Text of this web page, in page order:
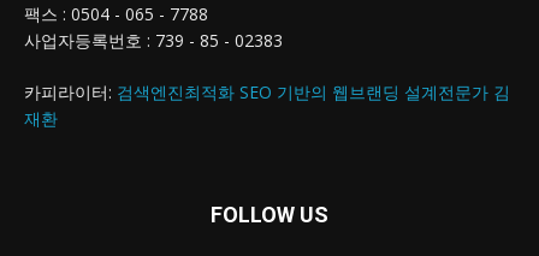
팩스 : 0504 - 065 - 7788
사업자등록번호 : 739 - 85 - 02383
카피라이터: 검색엔진최적화 SEO 기반의 웹브랜딩 설계전문가 김
재환
FOLLOW US